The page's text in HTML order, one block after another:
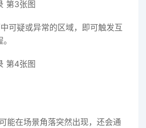
可疑或异常的区域，即可触发互
能在场景角落突然出现，还会通